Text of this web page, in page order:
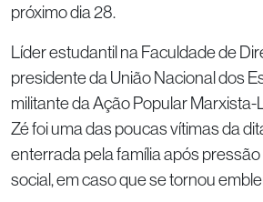
próximo dia 28.
Líder estudantil na Faculdade de
presidente da União Nacional dos
militante da Ação Popular Marxista-
Zé foi uma das poucas vítimas da
enterrada pela família após pressão
social, em caso que se tornou